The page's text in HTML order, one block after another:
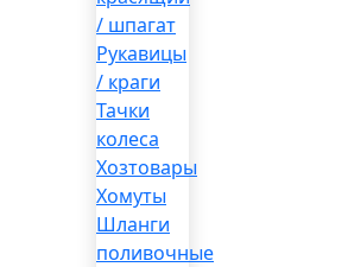
/ шпагат
Рукавицы
/ краги
Тачки
колеса
Хозтовары
Хомуты
Шланги
поливочные